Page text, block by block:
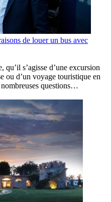
de louer un bus avec
s’agisse d’une excursion
ou d’un voyage touristique en
questions…